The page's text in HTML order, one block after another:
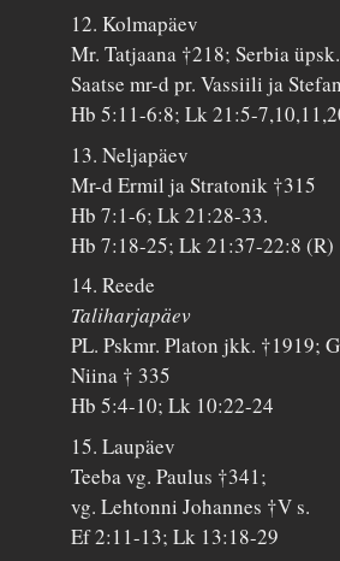
12. Kolmapäev
Mr. Tatjaana †218; Serbia
Saatse mr-d pr. Vassiili ja
Hb 5:11-6:8; Lk 21:5-
13. Neljapäev
Mr-d Ermil ja Stratonik †315
Hb 7:1-6; Lk 21:28-33.
Hb 7:18-25; Lk 21:37-22:8 (R)
14. Reede
Taliharjapäev
PL. Pskmr. Platon jkk. †1919;
Niina † 335
Hb 5:4-10; Lk 10:22-24
15. Laupäev
Teeba vg. Paulus †341;
vg. Lehtonni Johannes †V s.
Ef 2:11-13; Lk 13:18-29